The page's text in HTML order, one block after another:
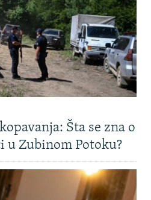
Šta se zna o
u Zubinom Potoku?